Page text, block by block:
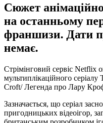
Сюжет
на останньому
франшизи. Дати
немає.
Стрімінговий сервіс Netflix
мультиплікаційного
Croft/ Легенда про Лару
Зазначається, що серіал
пригодницьких відеоігор,